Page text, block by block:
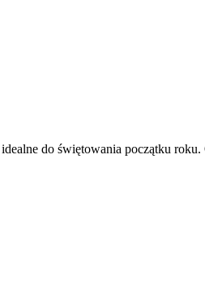
do świętowania początku